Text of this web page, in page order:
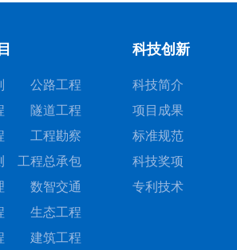
公路工程
隧道工程
工程勘察
工程总承包
数智交通
生态工程
建筑工程
科技创新
科技简介
项目成果
标准规范
科技奖项
专利技术